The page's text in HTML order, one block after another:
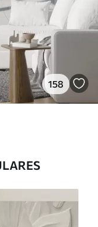
158